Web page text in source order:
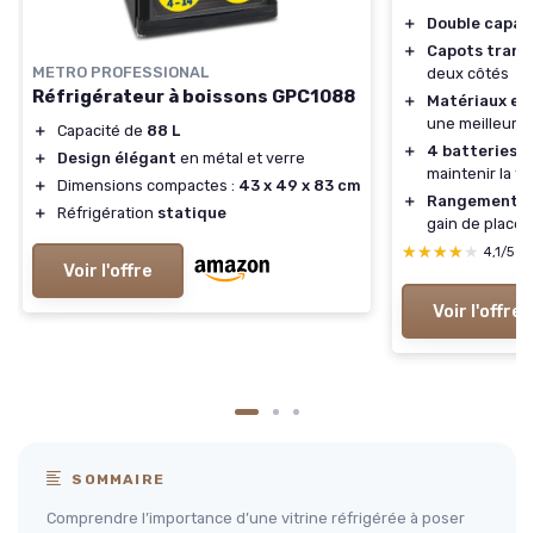
METRO PROFESSIONAL
Réfrigérateur à boissons GPC1088
＋ Capacité de 88 L
＋
Design élégant en métal et verre
＋
Dimensions compactes : 43 x 49 x 83 cm
＋
Réfrigération statique
Voir l'offre
＋ Double capa
＋
Capots
deux côtés
＋
Matériaux
une meilleure
＋
4 batteries
maintenir la
＋
Rangement
gain de place
★★★★★
★★★★★ 4,1/5
Voir l'offre
SOMMAIRE
Comprendre l’importance d’une vitrine réfrigérée à poser